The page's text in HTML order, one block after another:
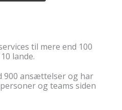
til mere end 100
lande.
900 ansættelser og har
og teams siden